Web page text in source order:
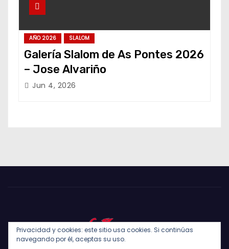
AÑO 2026 SLALOM
Galería Slalom de As Pontes 2026
– Jose Alvariño
Jun 4, 2026
Privacidad y cookies: este sitio usa cookies. Si continúas
navegando por él, aceptas su uso.